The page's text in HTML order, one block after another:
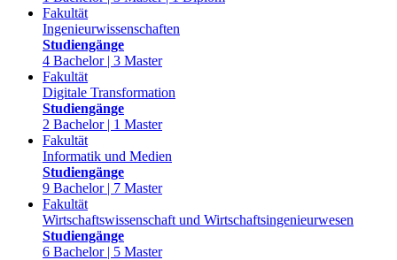
Fakultät
Ingenieurwissenschaften
Studiengänge
4 Bachelor | 3 Master
Fakultät
Digitale Transformation
Studiengänge
2 Bachelor | 1 Master
Fakultät
Informatik und Medien
Studiengänge
9 Bachelor | 7 Master
Fakultät
Wirtschaftswissenschaft und Wirtschaftsingenieurwesen
Studiengänge
6 Bachelor | 5 Master